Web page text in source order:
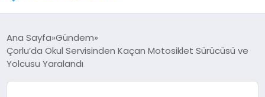
GÜNDEM
EKONOMI
Ana Sayfa Gündem
Çorlu’da Okul Servisinden Kaçan Motosiklet Sürücüsü ve
Yolcusu Yaralandı